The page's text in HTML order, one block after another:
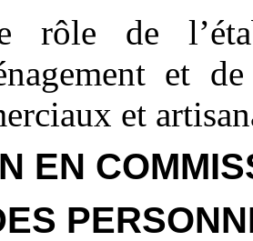
rôle de
et
et
EN